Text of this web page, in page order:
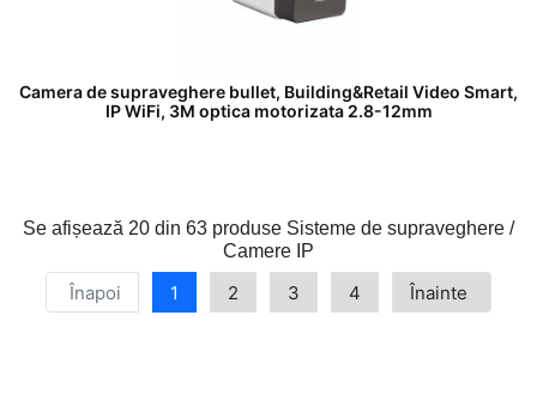
Camera de supraveghere bullet, Building&Retail Video Smart,
IP WiFi, 3M optica motorizata 2.8-12mm
Se afișează 20 din 63 produse Sisteme de supraveghere /
Camere IP
Înapoi 1 2 3 4 Înainte